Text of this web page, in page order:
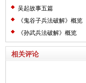
吴起故事五篇
《鬼谷子兵法破解》概览
《孙武兵法破解》概览
相关评论